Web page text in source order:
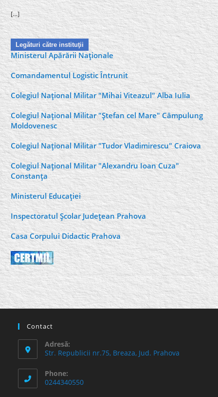
[…]
Legături către instituţii
Ministerul Apărării Naţionale
Comandamentul Logistic Întrunit
Colegiul Naţional Militar "Mihai Viteazul" Alba Iulia
Colegiul Naţional Militar "Ştefan cel Mare" Câmpulung
Moldovenesc
Colegiul Naţional Militar "Tudor Vladimirescu" Craiova
Colegiul Naţional Militar "Alexandru Ioan Cuza"
Constanţa
Ministerul Educaţiei
Inspectoratul Şcolar Judeţean Prahova
Casa Corpului Didactic Prahova
Contact
Adresă:
Str. Republicii nr.75, Breaza, Jud. Prahova
Phone:
0244340550